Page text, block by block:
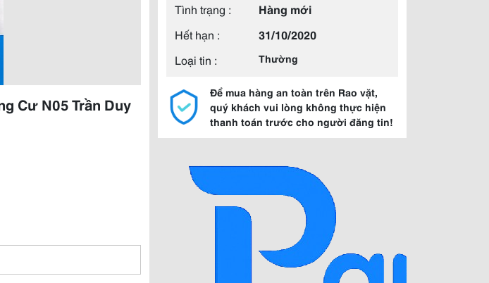
Cư N05 Trần Duy
Tình trạng :
Hàng mới
Hết hạn :
31/10/2020
Loại tin :
Thường
Để mua hàng an toàn trên Rao vặt,
quý khách vui lòng không thực hiện
thanh toán trước cho người đăng tin!